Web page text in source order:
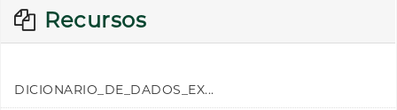
Recursos
DICIONARIO_DE_DADOS_EX...